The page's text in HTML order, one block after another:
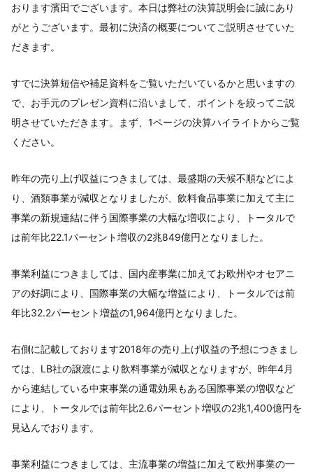
おります濱田でございます。本日は弊社の決算説明会に誠にあり
がとうございます。最初に決済の概要についてご説明させていた
だきます。
すでに決算短信や補足資料をご覧いただいているかと思いますの
で、お手元のプレゼン資料に沿いまして、ポイントを絞ってご説
明させていただきます。まず、1ページの決算ハイライトからご覧
ください。
昨年の売り上げ収益につきましては、最盛期の天候不順などによ
り、酒類事業が減収となりましたが、飲料食品事業に加えて主に
事業の新規連結に伴う国際事業の大幅な増収により、トータルで
は前年比22.1パーセント増収の2兆849億円となりました。
事業利益につきましては、国内産事業に加えてお欧州やオセアニ
アの好調により、国際事業の大幅な増益により、トータルでは前
年比32.2パーセント増益の1,964億円となりました。
右側に記載しております2018年の売り上げ収益の予想につきまし
ては、LB社の譲渡により飲料事業が減収となりますが、昨年4月
から連結している中東事業の通電効果もある国際事業の増収など
により、トータルでは前年比2.6パーセント増収の2兆1,400億円を
見込んでおります。
事業利益につきましては、主流事業の増益に加えて欧州事業の一